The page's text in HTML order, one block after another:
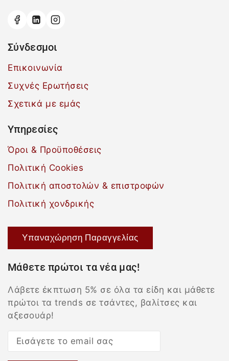
Σύνδεσμοι
Επικοινωνία
Συχνές Ερωτήσεις
Σχετικά με εμάς
Υπηρεσίες
Όροι & Προϋποθέσεις
Πολιτική Cookies
Πολιτική αποστολών & επιστροφών
Πολιτική χονδρικής
Υπαναχώρηση Παραγγελίας
Μάθετε πρώτοι τα νέα μας!
Λάβετε έκπτωση 5% σε όλα τα είδη και μάθετε
πρώτοι τα trends σε τσάντες, βαλίτσες και
αξεσουάρ!